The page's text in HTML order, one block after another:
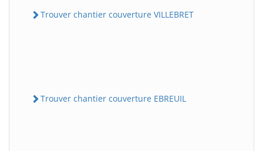
Trouver chantier couverture VILLEBRET
Trouver chantier couverture EBREUIL